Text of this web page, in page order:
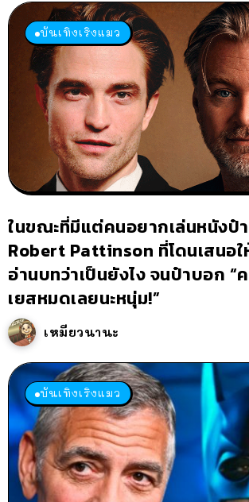
บันเทิงเริงแมว
ในขณะที่มีแต่คนอยากเล่นหนังป๋
Robert Pattinson ที่โดนเสนอใ
อ่านบทว่าเป็นยังไง จนป๋าบอก “
เยสหมดเลยนะหนุ่ม!”
เหมียวนานะ
บันเทิงเริงแมว